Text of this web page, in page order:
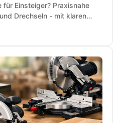
für Einsteiger? Praxisnahe
Drechseln - mit klaren